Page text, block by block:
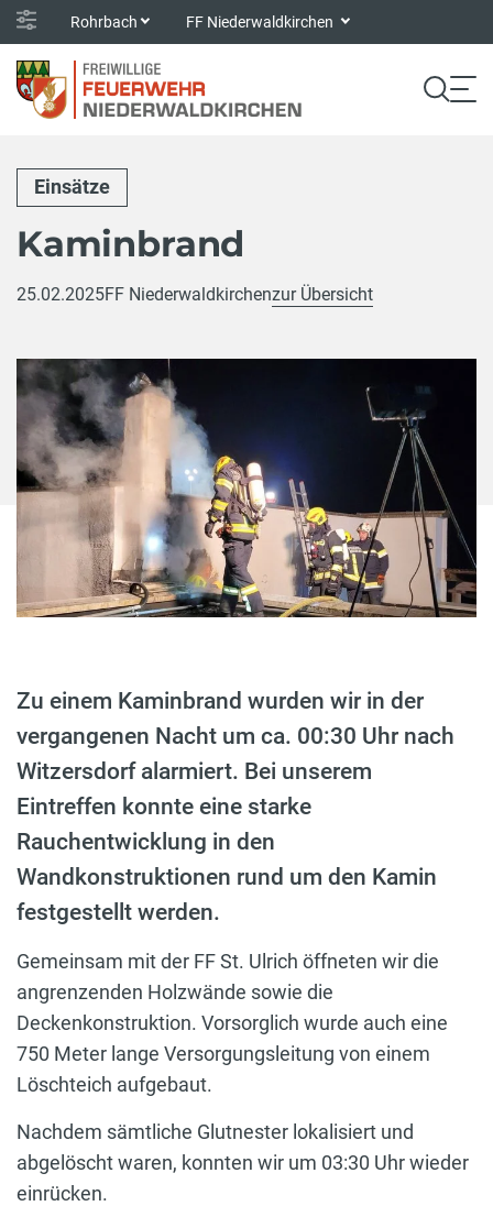
Rohrbach FF Niederwaldkirchen
Einsätze
Kaminbrand
25.02.2025FF Niederwaldkirchenzur Übersicht
Zu einem Kaminbrand wurden wir in der
vergangenen Nacht um ca. 00:30 Uhr nach
Witzersdorf alarmiert. Bei unserem
Eintreffen konnte eine starke
Rauchentwicklung in den
Wandkonstruktionen rund um den Kamin
festgestellt werden.
Gemeinsam mit der FF St. Ulrich öffneten wir die
angrenzenden Holzwände sowie die
Deckenkonstruktion. Vorsorglich wurde auch eine
750 Meter lange Versorgungsleitung von einem
Löschteich aufgebaut.
Nachdem sämtliche Glutnester lokalisiert und
abgelöscht waren, konnten wir um 03:30 Uhr wieder
einrücken.